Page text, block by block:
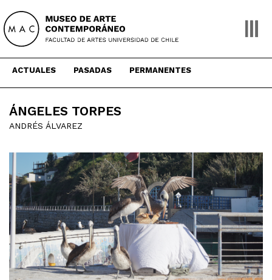
content
ACTUALES PASADAS PERMANENTES
ÁNGELES TORPES
ANDRÉS ÁLVAREZ